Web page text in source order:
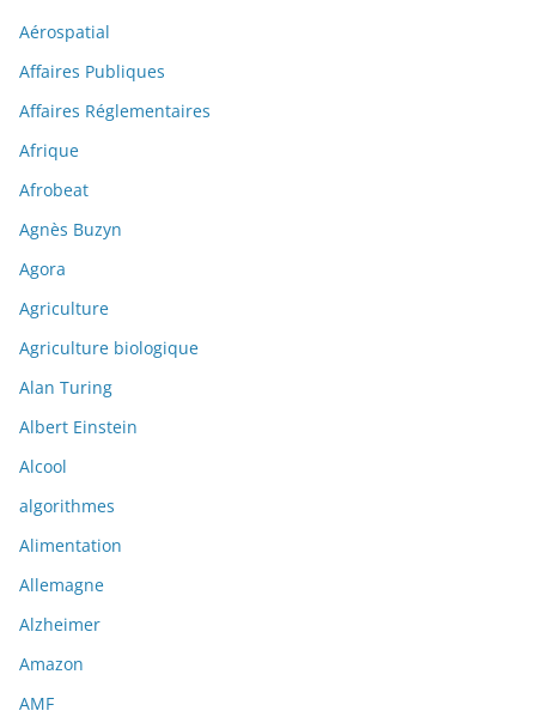
Aérospatial
Affaires Publiques
Affaires Réglementaires
Afrique
Afrobeat
Agnès Buzyn
Agora
Agriculture
Agriculture biologique
Alan Turing
Albert Einstein
Alcool
algorithmes
Alimentation
Allemagne
Alzheimer
Amazon
AMF